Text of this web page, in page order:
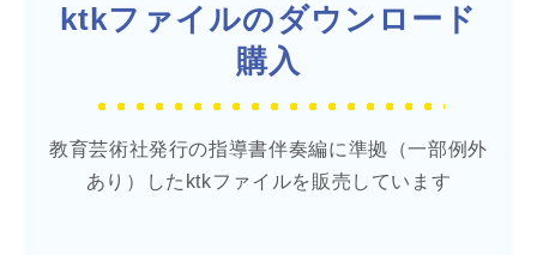
ktkファイルのダウンロード
購入
教育芸術社発行の指導書伴奏編に準拠（一部例外
あり）したktkファイルを販売しています